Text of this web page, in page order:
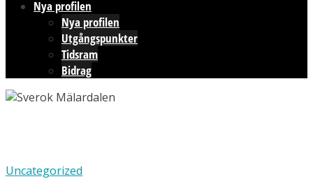
Nya profilen
Nya profilen
Utgångspunkter
Tidsram
Bidrag
Uncategorized